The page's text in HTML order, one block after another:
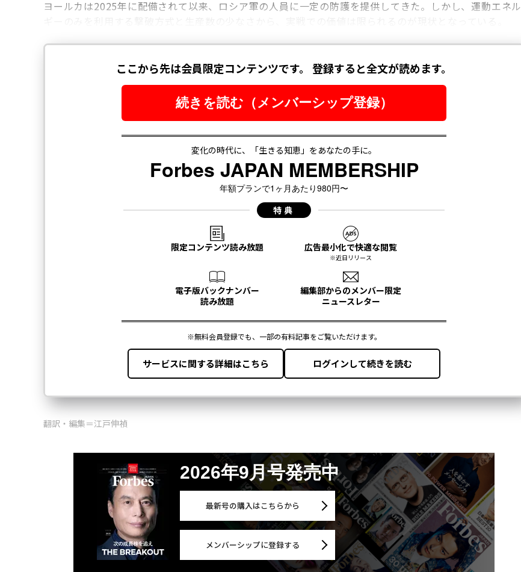
ヨールカは2025年に配備されて以来、ロシア軍の人員に一定の防護を提供してきた。しかし、運動エネル
翻訳・編集＝江戸伸禎
2026年9月号発売中
最新号の購入はこちらから
メンバーシップに登録する